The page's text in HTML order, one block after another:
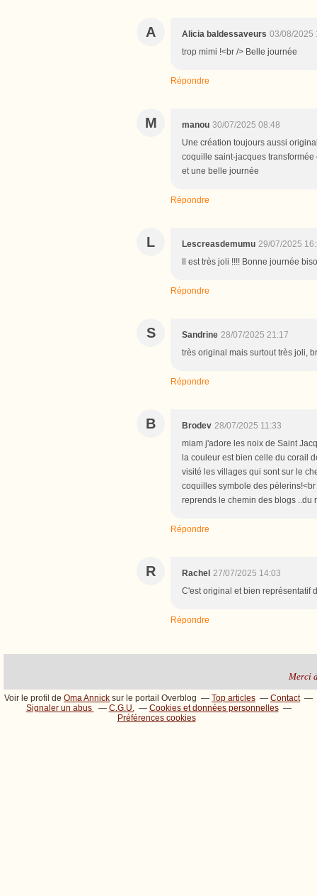
A Alicia baldessaveurs 03/08/2025
trop mimi !<br /> Belle journée
Répondre
M manou 30/07/2025 08:48
Une création toujours aussi
coquille saint-jacques
et une belle journée
Répondre
L Lescreasdemumu 29/07/2025
Il est très joli !!!! Bonne journée
Répondre
S Sandrine 28/07/2025 21:17
très original mais surtout très joli,
Répondre
B Brodev 28/07/2025 11:33
miam j'adore les noix de Saint
la couleur est bien celle du corail
visité les villages qui sont sur le
coquilles symbole des
reprends le chemin des blogs ..du
Répondre
R Rachel 27/07/2025 14:03
C'est original et bien représentatif
Répondre
Merci
Voir le profil de Oma Annick sur le portail Overblog Top articles
Contact
Signaler un abus
C.G.U.
Cookies et données personnelles
Préférences cookies